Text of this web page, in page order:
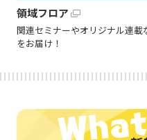
領域フロア
関連セミナーやオリジナル連
をお届け！